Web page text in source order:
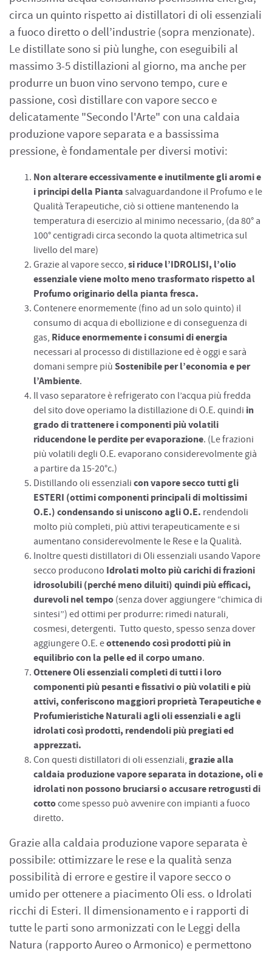
circa un quinto rispetto ai distillatori di oli essenziali
a fuoco diretto o dell’industrie (sopra menzionate).
Le distillate sono si più lunghe, con eseguibili al
massimo 3-5 distillazioni al giorno, ma anche per
produrre un buon vino servono tempo, cure e
passione, così distillare con vapore secco e
delicatamente "Secondo l'Arte" con una caldaia
produzione vapore separata e a bassissima
pressione, è fondamentale per diversi motivi:
Non alterare eccessivamente e inutilmente gli aromi e
i principi della Pianta salvaguardandone il Profumo e le
Qualità Terapeutiche, ciò si ottiene mantenendo la
temperatura di esercizio al minimo necessario, (da 80° a
100° centigradi circa secondo la quota altimetrica sul
livello del mare)
Grazie al vapore secco, si riduce l’IDROLISI, l’olio
essenziale viene molto meno trasformato rispetto al
Profumo originario della pianta fresca.
Contenere enormemente (fino ad un solo quinto) il
consumo di acqua di ebollizione e di conseguenza di
gas, Riduce enormemente i consumi di energia
necessari al processo di distillazione ed è oggi e sarà
domani sempre più Sostenibile per l’economia e per
l’Ambiente.
Il vaso separatore è refrigerato con l’acqua più fredda
del sito dove operiamo la distillazione di O.E. quindi in
grado di trattenere i componenti più volatili
riducendone le perdite per evaporazione. (Le frazioni
più volatili degli O.E. evaporano considerevolmente già
a partire da 15-20°c.)
Distillando oli essenziali con vapore secco tutti gli
ESTERI (ottimi componenti principali di moltissimi
O.E.) condensando si uniscono agli O.E. rendendoli
molto più completi, più attivi terapeuticamente e si
aumentano considerevolmente le Rese e la Qualità.
Inoltre questi distillatori di Oli essenziali usando Vapore
secco producono Idrolati molto più carichi di frazioni
idrosolubili (perché meno diluiti) quindi più efficaci,
durevoli nel tempo (senza dover aggiungere “chimica di
sintesi”) ed ottimi per produrre: rimedi naturali,
cosmesi, detergenti. Tutto questo, spesso senza dover
aggiungere O.E. eottenendo così prodotti più in
equilibrio con la pelle ed il corpo umano.
Ottenere Oli essenziali completi di tutti i loro
componenti più pesanti e fissativi o più volatili e più
attivi, conferiscono maggiori proprietà Terapeutiche e
Profumieristiche Naturali agli oli essenziali e agli
idrolati così prodotti, rendendoli più pregiati ed
apprezzati.
Con questi distillatori di oli essenziali, grazie alla
caldaia produzione vapore separata in dotazione, oli e
idrolati non possono bruciarsi o accusare retrogusti di
cottocome spesso può avvenire con impianti a fuoco
diretto.
Grazie alla caldaia produzione vapore separata è
possibile: ottimizzare le rese e la qualità senza
possibilità di errore e gestire il vapore secco o
umido per ottenere a piacimento Oli ess. o Idrolati
ricchi di Esteri. Il dimensionamento e i rapporti di
tutte le parti sono armonizzati con le Leggi della
Natura (rapporto Aureo o Armonico) e permettono